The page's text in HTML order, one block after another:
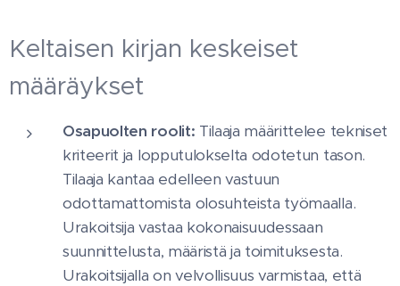
Keltaisen kirjan keskeiset
määräykset
Osapuolten roolit: Tilaaja määrittelee tekniset
kriteerit ja lopputulokselta odotetun tason.
Tilaaja kantaa edelleen vastuun
odottamattomista olosuhteista työmaalla.
Urakoitsija vastaa kokonaisuudessaan
suunnittelusta, määristä ja toimituksesta.
Urakoitsijalla on velvollisuus varmistaa, että